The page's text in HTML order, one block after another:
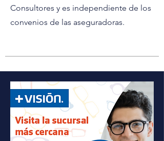
Consultores y es independiente de los
convenios de las aseguradoras.